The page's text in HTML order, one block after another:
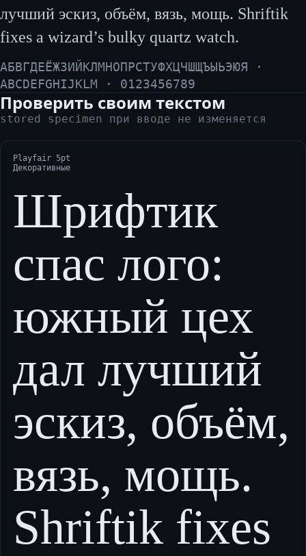
лучший эскиз, объём, вязь, мощь. Shriftik
fixes a wizard’s bulky quartz watch.
АБВГДЕЁЖЗИЙКЛМНОПРСТУФХЦЧШЩЪЫЬЭЮЯ ·
ABCDEFGHIJKLM · 0123456789
Проверить своим текстом
stored specimen при вводе не изменяется
Playfair 5pt
Декоративные
Шрифтик
спас лого:
южный цех
дал лучший
эскиз, объём,
вязь, мощь.
Shriftik fixes